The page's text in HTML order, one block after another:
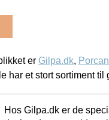
er Gilpa.dk,
har et stort sortiment til
Hos Gilpa.dk er de